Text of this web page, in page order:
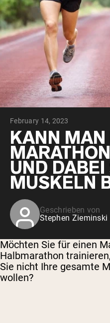
February 14, 2023
KANN MAN
UND
MUSKELN
Geschrieben von
Stephen Zieminski
Möchten Sie für einen
Halbmarathon
Sie nicht Ihre gesamte
wollen?